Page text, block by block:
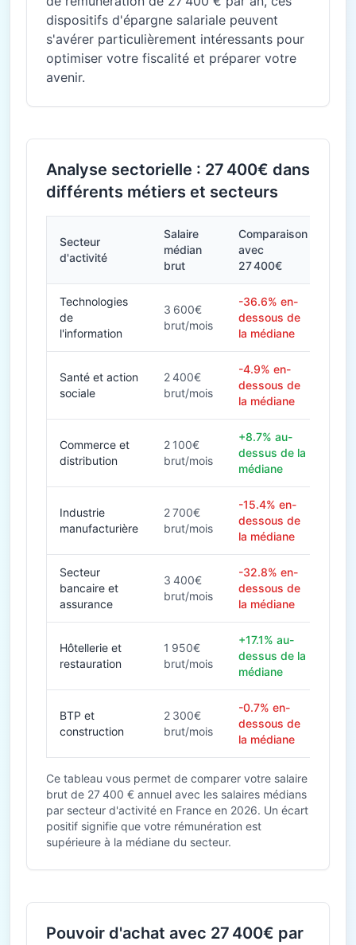
dispositifs d'épargne salariale peuvent
s'avérer particulièrement intéressants pour
optimiser votre fiscalité et préparer votre
avenir.
Analyse sectorielle : 27 400€ dans
différents métiers et secteurs
Secteur
d'activité
Salaire
médian
brut
Comparaison
avec
27 400€
Technologies
de
l'information
3 600€
brut/mois
-36.6% en-
dessous de
la médiane
Santé et action
sociale
2 400€
brut/mois
-4.9% en-
dessous de
la médiane
Commerce et
distribution
2 100€
brut/mois
+8.7% au-
dessus de la
médiane
Industrie
manufacturière
2 700€
brut/mois
-15.4% en-
dessous de
la médiane
Secteur
bancaire et
assurance
3 400€
brut/mois
-32.8% en-
dessous de
la médiane
Hôtellerie et
restauration
1 950€
brut/mois
+17.1% au-
dessus de la
médiane
BTP et
construction
2 300€
brut/mois
-0.7% en-
dessous de
la médiane
Ce tableau vous permet de comparer votre salaire
brut de 27 400 € annuel avec les salaires médians
par secteur d'activité en France en 2026. Un écart
positif signifie que votre rémunération est
supérieure à la médiane du secteur.
Pouvoir d'achat avec 27 400€ par